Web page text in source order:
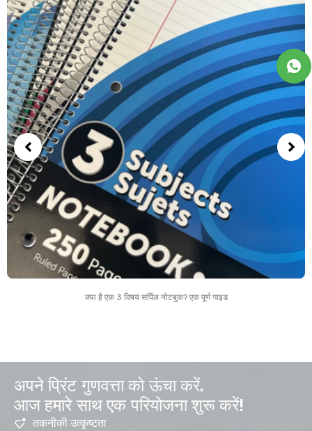
क्या है एक 3 विषय सर्पिल नोटबुक? एक पूर्ण गाइड
अपने प्रिंट गुणवत्ता को ऊंचा करें.
आज हमारे साथ एक परियोजना शुरू करें!
तकनीकी उत्कृष्टता